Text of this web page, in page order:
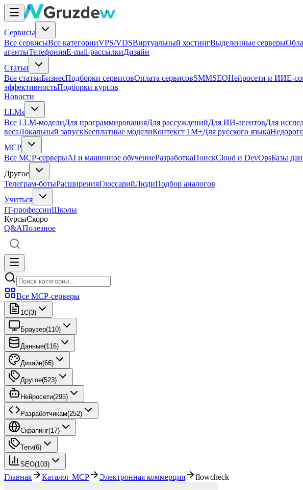
Сервисы
Все сервисыВсе категорииVPS/VDSВиртуальный хостингВыделенные серверы
агентыТелефонияE-mail-рассылкиДизайн
Статьи
Все статьиБизнесПодборки сервисовОплата сервисовSMMSEOНейросети и ИИE-
эффективностьПодборки курсов
Новости
LLMs
Все LLM-моделиДля программированияДля рассужденийДля ИИ-агентовДля
весаЛокальный запускБесплатные моделиКонтекст 1M+Для русского языка
MCP
Все MCP-серверыAI и машинное обучениеРазработкаПоискCloud и DevOpsБазы
Другое
Телеграм-ботыРасширенияГлоссарийЛюдиПодбор аналогов
Учиться
IT-профессииШколы
КурсыСкоро
Q&AПолезное
Все MCP-серверы
1C(3)
Браузер(110)
Данные(116)
Дизайн(66)
Другое(523)
Нейросети(295)
Разработчикам(252)
Скрапинг(17)
Теги(6)
SEO(103)
Главная Каталог MCP Электронная коммерция flowcheck